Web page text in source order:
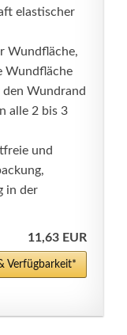
elastischer
Wundfläche,
Wundfläche
Wundrand
alle 2 bis 3
und
in der
11,63 EUR
Verfügbarkeit*